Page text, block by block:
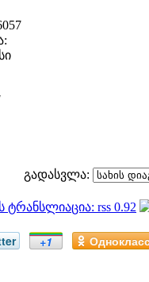
გადასვლა:
+1